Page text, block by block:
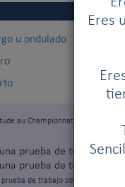
Eres
u ondulado
au Championnat International
prueba de trabajo
prueba de trabajo
de trabajo solamente para